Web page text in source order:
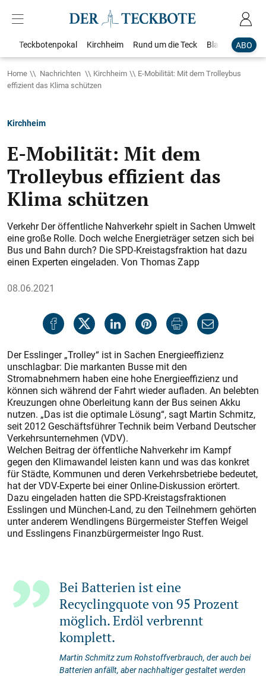
ABO
Teckbotenpokal Kirchheim Rund um die Teck Blaulicht
Home Nachrichten Kirchheim
E-Mobilität: Mit dem Trolleybus
effizient das Klima schützen
Kirchheim
E-Mobilität: Mit dem
Trolleybus effizient das
Klima schützen
Verkehr Der öffentliche Nahverkehr spielt in Sachen Umwelt
eine große Rolle. Doch welche Energieträger setzen sich bei
Bus und Bahn durch? Die SPD-Kreistagsfraktion hat dazu
einen Experten eingeladen. Von Thomas Zapp
08.06.2021
Der Esslinger „Trolley“ ist in Sachen Energie­effizienz
unschlagbar: Die markanten Busse mit den
Stromabnehmern haben eine hohe Energieeffizienz und
können sich während der Fahrt wieder aufladen. An belebten
Kreuzungen ohne Oberleitung kann der Bus seinen Akku
nutzen. „Das ist die optimale Lösung“, sagt Martin Schmitz,
seit 2012 Geschäftsführer Technik beim Verband Deutscher
Verkehrsunternehmen (VDV).
Welchen Beitrag der öffentliche Nahverkehr im Kampf
gegen den Klimawandel leisten kann und was das konkret
für Städte, Kommunen und deren Verkehrsbetriebe bedeutet,
hat der VDV-Experte bei einer Online-Diskussion erörtert.
Dazu eingeladen hatten die SPD-Kreistagsfraktionen
Esslingen und München-Land, zu den Teilnehmern gehörten
unter anderem Wendlingens Bürgermeister Steffen Weigel
und Esslingens Finanzbürgermeister Ingo Rust.
Bei Batterien ist eine
Recyclingquote von 95 Prozent
möglich. Erdöl verbrennt
komplett.
Martin Schmitz zum Rohstoffverbrauch, der auch bei
Batterien anfällt, aber nachhaltiger gestaltet werden